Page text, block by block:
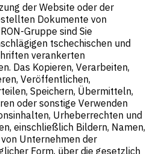
der Website oder der
Dokumente von
Gruppe sind Sie
tschechischen und
verankerten
Das Kopieren, Verarbeiten,
Veröffentlichen,
Speichern, Übermitteln,
oder sonstige Verwenden
Urheberrechten und
einschließlich Bildern, Namen,
Unternehmen der
Form, über die gesetzlich